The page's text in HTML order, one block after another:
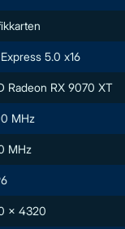
5.0 x16
Radeon RX 9070 XT
MHz
MHz
x 4320